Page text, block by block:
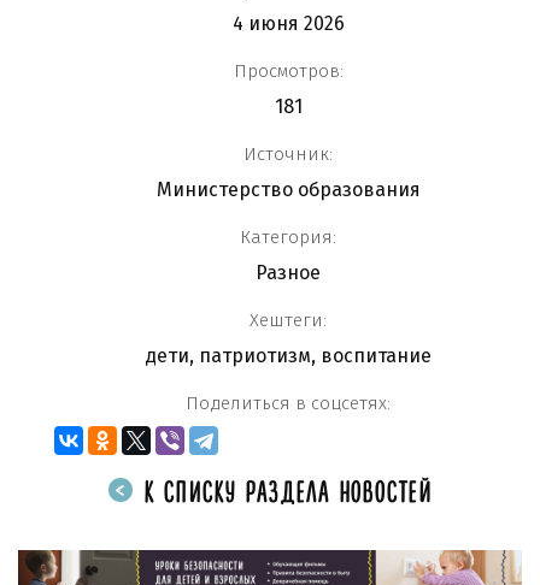
4 июня 2026
Просмотров:
181
Источник:
Министерство образования
Категория:
Разное
Хештеги:
дети, патриотизм, воспитание
Поделиться в соцсетях:
К СПИСКУ РАЗДЕЛА НОВОСТЕЙ